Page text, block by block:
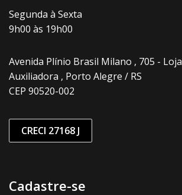
Segunda à Sexta
9h00 às 19h00
Avenida Plínio Brasil Milano , 705 - Loja
Auxiliadora , Porto Alegre / RS
CEP 90520-002
CRECI 27168 J
Cadastre-se